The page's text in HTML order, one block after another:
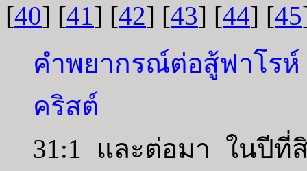
[40] [41] [42] [43] [44] [45
คำพยากรณ์ต่อสู้ฟาโร
คริสต์
31:1 และต่อมา ในปีที่